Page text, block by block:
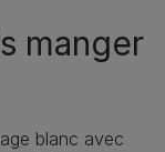
manger
blanc avec